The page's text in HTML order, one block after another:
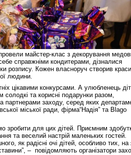
майстер-клас з декорування
справжніми кондитерами, дізналися
розпису. Кожен власноруч створив
людини.
цікавими конкурсами. А улюбленець
та корисні подарунки разом,
партнерами заходу, серед яких
міської ради, фірма“Надія” та Blago
для цих дітей. Приємним
та веселий настрій маленьких гостей.
як радісні очі дітей, особливо тих, на
– повідомляють організатори